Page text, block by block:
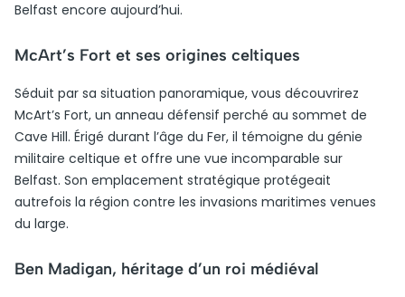
Belfast encore aujourd’hui.
McArt’s Fort et ses origines celtiques
Séduit par sa situation panoramique, vous découvrirez
McArt’s Fort, un anneau défensif perché au sommet de
Cave Hill. Érigé durant l’âge du Fer, il témoigne du génie
militaire celtique et offre une vue incomparable sur
Belfast. Son emplacement stratégique protégeait
autrefois la région contre les invasions maritimes venues
du large.
Ben Madigan, héritage d’un roi médiéval